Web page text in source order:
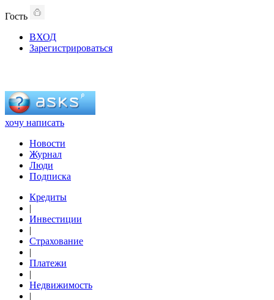
Гость
ВХОД
Зарегистрироваться
хочу написать
Новости
Журнал
Люди
Подписка
Кредиты
|
Инвестиции
|
Страхование
|
Платежи
|
Недвижимость
|